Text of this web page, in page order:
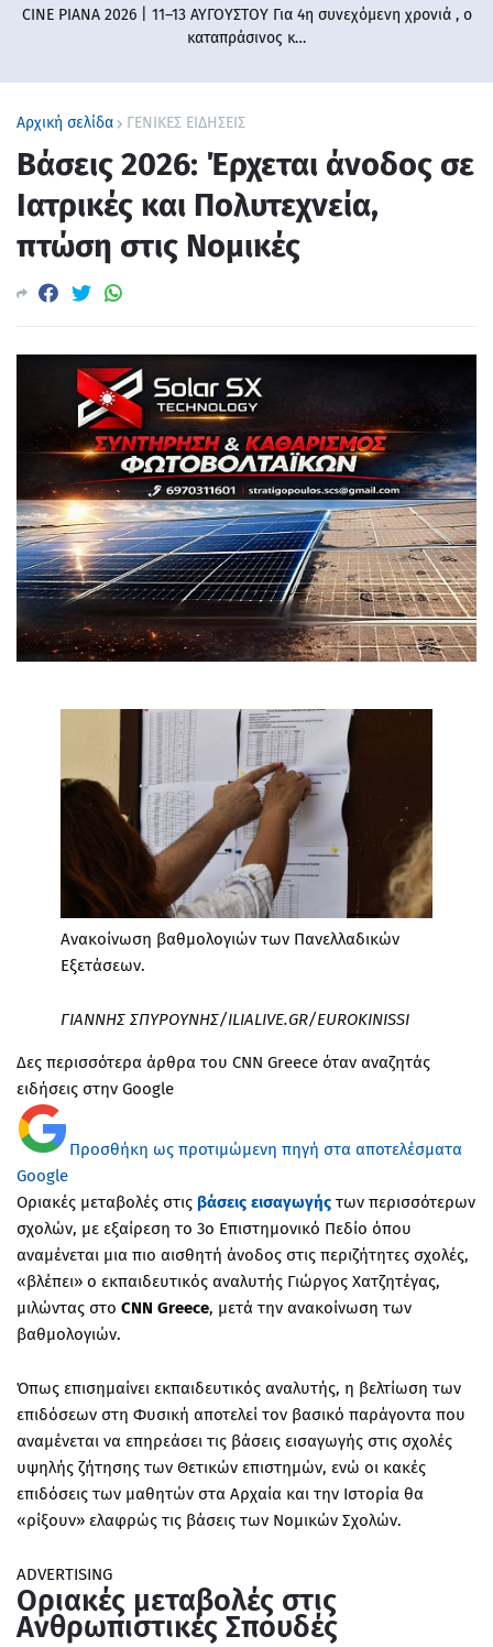
CINE PIANA 2026 | 11–13 ΑΥΓΟΥΣΤΟΥ Για 4η συνεχόμενη χρονιά , ο
καταπράσινος κ…
Αρχική σελίδα ΓΕΝΙΚΕΣ ΕΙΔΗΣΕΙΣ
Βάσεις 2026: Έρχεται άνοδος σε
Ιατρικές και Πολυτεχνεία,
πτώση στις Νομικές
Ανακοίνωση βαθμολογιών των Πανελλαδικών
Εξετάσεων.
ΓΙΑΝΝΗΣ ΣΠΥΡΟΥΝΗΣ/ILIALIVE.GR/EUROKINISSI
Δες περισσότερα άρθρα του CNN Greece όταν αναζητάς
ειδήσεις στην Google
Προσθήκη ως προτιμώμενη πηγή στα αποτελέσματα
Google
Οριακές μεταβολές στις βάσεις εισαγωγής των περισσότερων
σχολών, με εξαίρεση το 3ο Επιστημονικό Πεδίο όπου
αναμένεται μια πιο αισθητή άνοδος στις περιζήτητες σχολές,
«βλέπει» ο εκπαιδευτικός αναλυτής Γιώργος Χατζητέγας,
μιλώντας στο CNN Greece, μετά την ανακοίνωση των
βαθμολογιών.
Όπως επισημαίνει εκπαιδευτικός αναλυτής, η βελτίωση των
επιδόσεων στη Φυσική αποτελεί τον βασικό παράγοντα που
αναμένεται να επηρεάσει τις βάσεις εισαγωγής στις σχολές
υψηλής ζήτησης των Θετικών επιστημών, ενώ οι κακές
επιδόσεις των μαθητών στα Αρχαία και την Ιστορία θα
«ρίξουν» ελαφρώς τις βάσεις των Νομικών Σχολών.
ADVERTISING
Οριακές μεταβολές στις
Ανθρωπιστικές Σπουδές